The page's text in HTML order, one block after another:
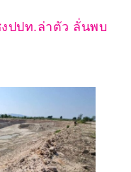
ปปท.ล่าตัว ลั่นพบ